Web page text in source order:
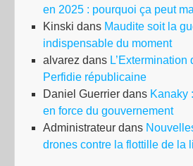
en 2025 : pourquoi ça peut
Kinski dans Maudite soit la
indispensable du moment
alvarez dans
Perfidie républicaine
Daniel Guerrier dans Kanaky
en force du gouvernement
Administrateur dans
drones contre la flottille de la